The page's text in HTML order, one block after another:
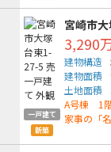
一戸建て
新築
宮崎市
3,290
建物構造
建物面積
土地面積
A号棟 1階
家事の「